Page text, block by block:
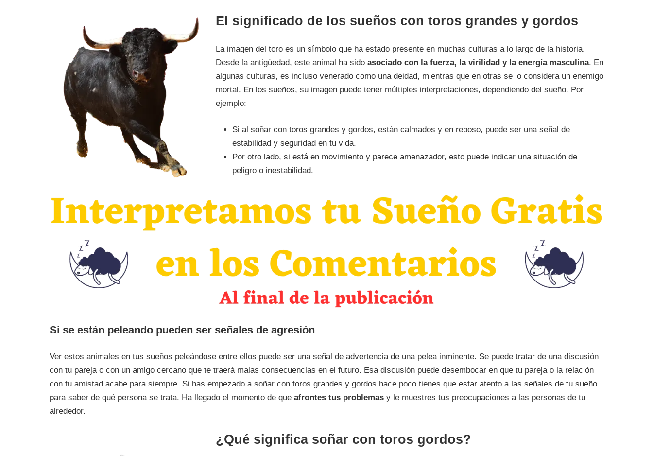
El significado de los sueños con toros grandes y gordos
La imagen del toro es un símbolo que ha estado presente en muchas culturas a lo largo de la historia.
Desde la antigüedad, este animal ha sido asociado con la fuerza, la virilidad y la energía masculina. En
algunas culturas, es incluso venerado como una deidad, mientras que en otras se lo considera un enemigo
mortal. En los sueños, su imagen puede tener múltiples interpretaciones, dependiendo del sueño. Por
ejemplo:
Si al soñar con toros grandes y gordos, están calmados y en reposo, puede ser una señal de
estabilidad y seguridad en tu vida.
Por otro lado, si está en movimiento y parece amenazador, esto puede indicar una situación de
peligro o inestabilidad.
Si se están peleando pueden ser señales de agresión
Ver estos animales en tus sueños peleándose entre ellos puede ser una señal de advertencia de una pelea inminente. Se puede tratar de una discusión
con tu pareja o con un amigo cercano que te traerá malas consecuencias en el futuro. Esa discusión puede desembocar en que tu pareja o la relación
con tu amistad acabe para siempre. Si has empezado a soñar con toros grandes y gordos hace poco tienes que estar atento a las señales de tu sueño
para saber de qué persona se trata. Ha llegado el momento de que afrontes tus problemas y le muestres tus preocupaciones a las personas de tu
alrededor.
¿Qué significa soñar con toros gordos?